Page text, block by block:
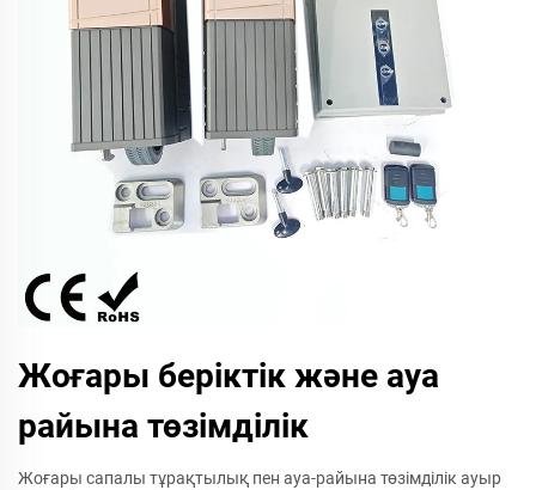
Жоғары беріктік және ауа
райына төзімділік
Жоғары сапалы тұрақтылық пен ауа-райына төзімділік ауыр